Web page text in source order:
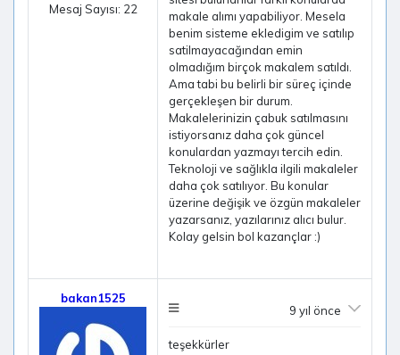
Mesaj Sayısı: 22
makale alımı yapabiliyor. Mesela
benim sisteme ekledigim ve satılıp
satilmayacağından emin
olmadığım birçok makalem satıldı.
Ama tabi bu belirli bir süreç içinde
gerçekleşen bir durum.
Makalelerinizin çabuk satılmasını
istiyorsanız daha çok güncel
konulardan yazmayı tercih edin.
Teknoloji ve sağlıkla ilgili makaleler
daha çok satılıyor. Bu konular
üzerine değişik ve özgün makaleler
yazarsanız, yazılarınız alıcı bulur.
Kolay gelsin bol kazançlar :)
bakan1525
9 yıl önce
teşekkürler